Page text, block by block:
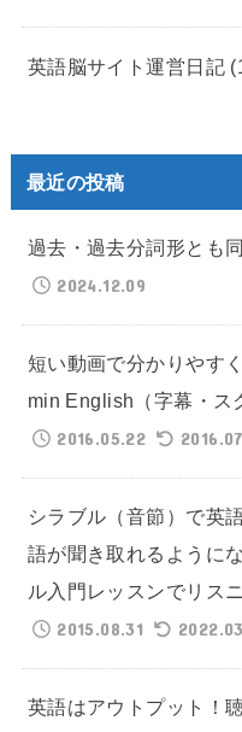
英語脳サイト運営日記
最近の投稿
過去・過去分詞形とも
2024.12.09
短い動画で分かりやす
min English（字幕・ス
2016.05.22
シラブル（音節）で英
語が聞き取れるように
ル入門レッスンでリス
2015.08.31
英語はアウトプット！